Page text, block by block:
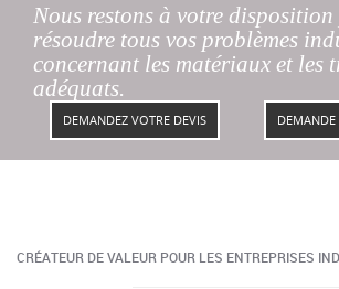
Nous restons à votre
résoudre tous vos problèmes
concernant les matériaux et les
adéquats.
CRÉATEUR DE VALEUR POUR LES ENTREPRISES